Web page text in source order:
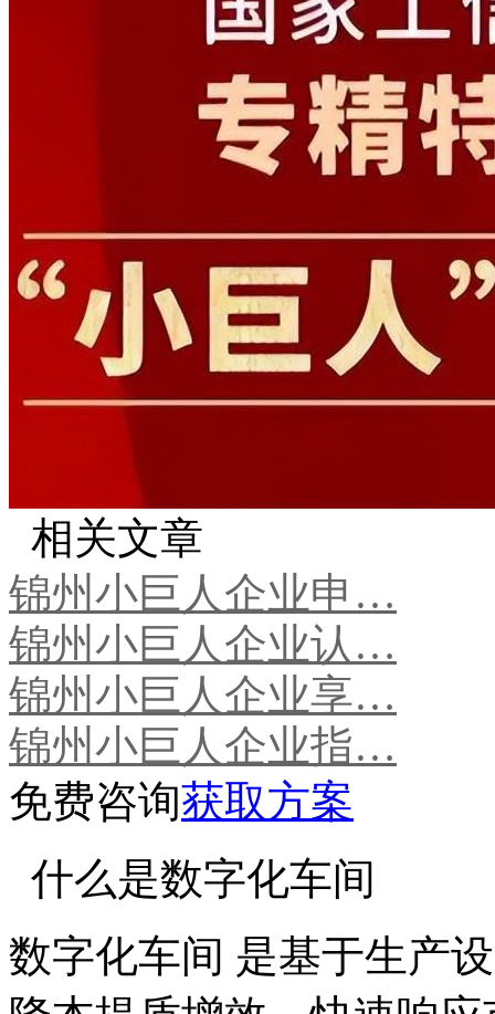
相关文章
锦州小巨人企业申…
锦州小巨人企业认…
锦州小巨人企业享…
锦州小巨人企业指…
免费咨询获取方案
什么是数字化车间
数字化车间 是基于生产